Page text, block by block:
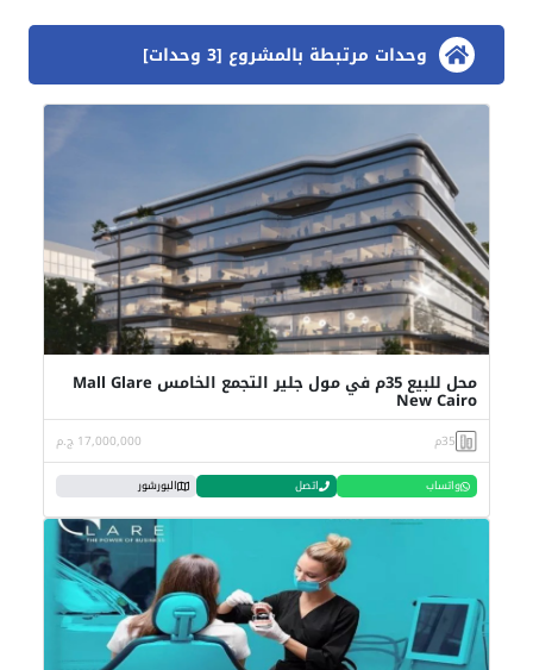
وحدات مرتبطة بالمشروع [3 وحدات]
محل للبيع 35م في مول جلير التجمع الخامس Mall Glare
New Cairo
35م 17,000,000 ج.م
واتساب اتصل البورشور